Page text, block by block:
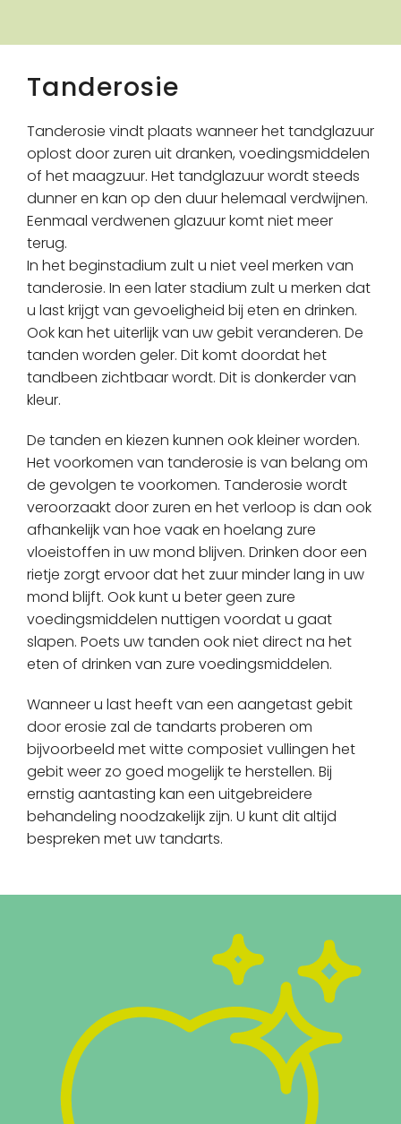
Tanderosie
Tanderosie vindt plaats wanneer het tandglazuur
oplost door zuren uit dranken, voedingsmiddelen
of het maagzuur. Het tandglazuur wordt steeds
dunner en kan op den duur helemaal verdwijnen.
Eenmaal verdwenen glazuur komt niet meer
terug.
In het beginstadium zult u niet veel merken van
tanderosie. In een later stadium zult u merken dat
u last krijgt van gevoeligheid bij eten en drinken.
Ook kan het uiterlijk van uw gebit veranderen. De
tanden worden geler. Dit komt doordat het
tandbeen zichtbaar wordt. Dit is donkerder van
kleur.
De tanden en kiezen kunnen ook kleiner worden.
Het voorkomen van tanderosie is van belang om
de gevolgen te voorkomen. Tanderosie wordt
veroorzaakt door zuren en het verloop is dan ook
afhankelijk van hoe vaak en hoelang zure
vloeistoffen in uw mond blijven. Drinken door een
rietje zorgt ervoor dat het zuur minder lang in uw
mond blijft. Ook kunt u beter geen zure
voedingsmiddelen nuttigen voordat u gaat
slapen. Poets uw tanden ook niet direct na het
eten of drinken van zure voedingsmiddelen.
Wanneer u last heeft van een aangetast gebit
door erosie zal de tandarts proberen om
bijvoorbeeld met witte composiet vullingen het
gebit weer zo goed mogelijk te herstellen. Bij
ernstig aantasting kan een uitgebreidere
behandeling noodzakelijk zijn. U kunt dit altijd
bespreken met uw tandarts.